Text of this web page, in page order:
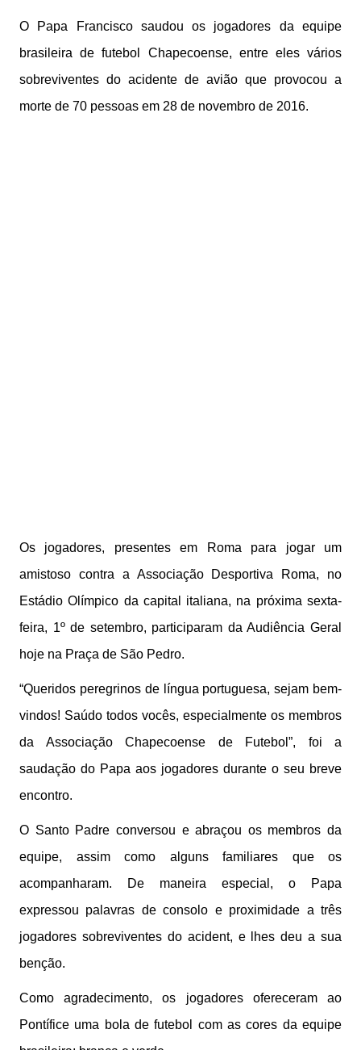
O Papa Francisco saudou os jogadores da equipe
brasileira de futebol Chapecoense, entre eles vários
sobreviventes do acidente de avião que provocou a
morte de 70 pessoas em 28 de novembro de 2016.
Os jogadores, presentes em Roma para jogar um
amistoso contra a Associação Desportiva Roma, no
Estádio Olímpico da capital italiana, na próxima sexta-
feira, 1º de setembro, participaram da Audiência Geral
hoje na Praça de São Pedro.
“Queridos peregrinos de língua portuguesa, sejam bem-
vindos! Saúdo todos vocês, especialmente os membros
da Associação Chapecoense de Futebol”, foi a
saudação do Papa aos jogadores durante o seu breve
encontro.
O Santo Padre conversou e abraçou os membros da
equipe, assim como alguns familiares que os
acompanharam. De maneira especial, o Papa
expressou palavras de consolo e proximidade a três
jogadores sobreviventes do acident, e lhes deu a sua
benção.
Como agradecimento, os jogadores ofereceram ao
Pontífice uma bola de futebol com as cores da equipe